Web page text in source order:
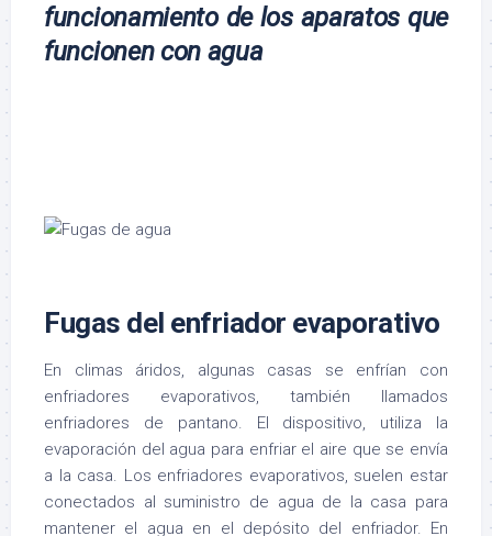
funcionamiento de los aparatos que
funcionen con agua
Fugas del enfriador evaporativo
En climas áridos, algunas casas se enfrían con
enfriadores evaporativos, también llamados
enfriadores de pantano. El dispositivo, utiliza la
evaporación del agua para enfriar el aire que se envía
a la casa. Los enfriadores evaporativos, suelen estar
conectados al suministro de agua de la casa para
mantener el agua en el depósito del enfriador. En